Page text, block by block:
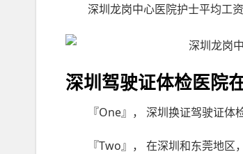
深圳龙岗中心医院护士平均工资
深圳驾驶证体检医院
『One』， 深圳换证驾驶证体
『Two』， 在深圳和东莞地